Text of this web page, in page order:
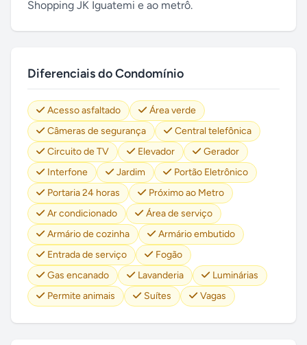
Shopping JK Iguatemi e ao metrô.
Diferenciais do Condomínio
Acesso asfaltado
Área verde
Câmeras de segurança
Central telefônica
Circuito de TV
Elevador
Gerador
Interfone
Jardim
Portão Eletrônico
Portaria 24 horas
Próximo ao Metro
Ar condicionado
Área de serviço
Armário de cozinha
Armário embutido
Entrada de serviço
Fogão
Gas encanado
Lavanderia
Luminárias
Permite animais
Suítes Vagas